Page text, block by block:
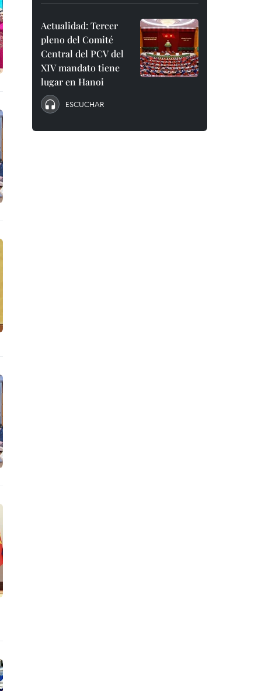
Actualidad: Tercer
pleno del Comité
Central del PCV del
XIV mandato tiene
lugar en Hanoi
ESCUCHAR